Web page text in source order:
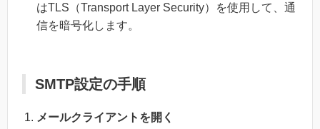
はTLS（Transport Layer Security）を使用して、通
信を暗号化します。
SMTP設定の手順
メールクライアントを開く